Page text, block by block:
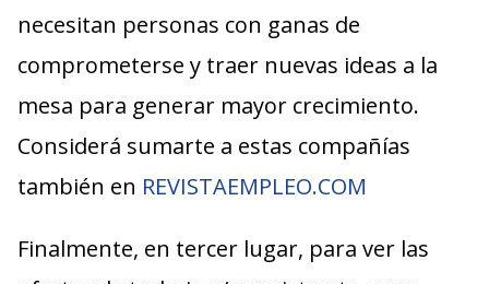
necesitan personas con ganas de
comprometerse y traer nuevas ideas a la
mesa para generar mayor crecimiento.
Considerá sumarte a estas compañías
también en REVISTAEMPLEO.COM
Finalmente, en tercer lugar, para ver las